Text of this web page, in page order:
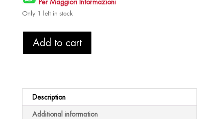
Per Maggiori Informazioni
Only 1 left in stock
Ciondolo
Filigrana
castone
quantity
Add to cart
Description
Additional information